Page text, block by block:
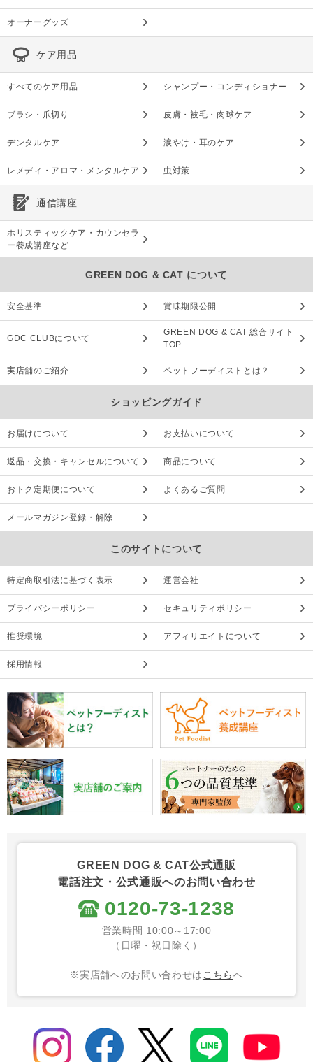
オーナーグッズ
ケア用品
すべてのケア用品 シャンプー・コンディショナー
ブラシ・爪切り 皮膚・被毛・肉球ケア
デンタルケア 涙やけ・耳のケア
レメディ・アロマ・メンタルケア 虫対策
通信講座
ホリスティックケア・カウンセラ
ー養成講座など
GREEN DOG & CAT について
安全基準 賞味期限公開
GDC CLUBについて
GREEN DOG & CAT 総合サイト
TOP
実店舗のご紹介 ペットフーディストとは？
ショッピングガイド
お届けについて お支払いについて
返品・交換・キャンセルについて 商品について
おトク定期便について よくあるご質問
メールマガジン登録・解除
このサイトについて
特定商取引法に基づく表示 運営会社
プライバシーポリシー セキュリティポリシー
推奨環境 アフィリエイトについて
採用情報
GREEN DOG & CAT公式通販
電話注文・公式通販へのお問い合わせ
0120-73-1238
営業時間 10:00～17:00
（日曜・祝日除く）
※実店舗へのお問い合わせは こちらへ